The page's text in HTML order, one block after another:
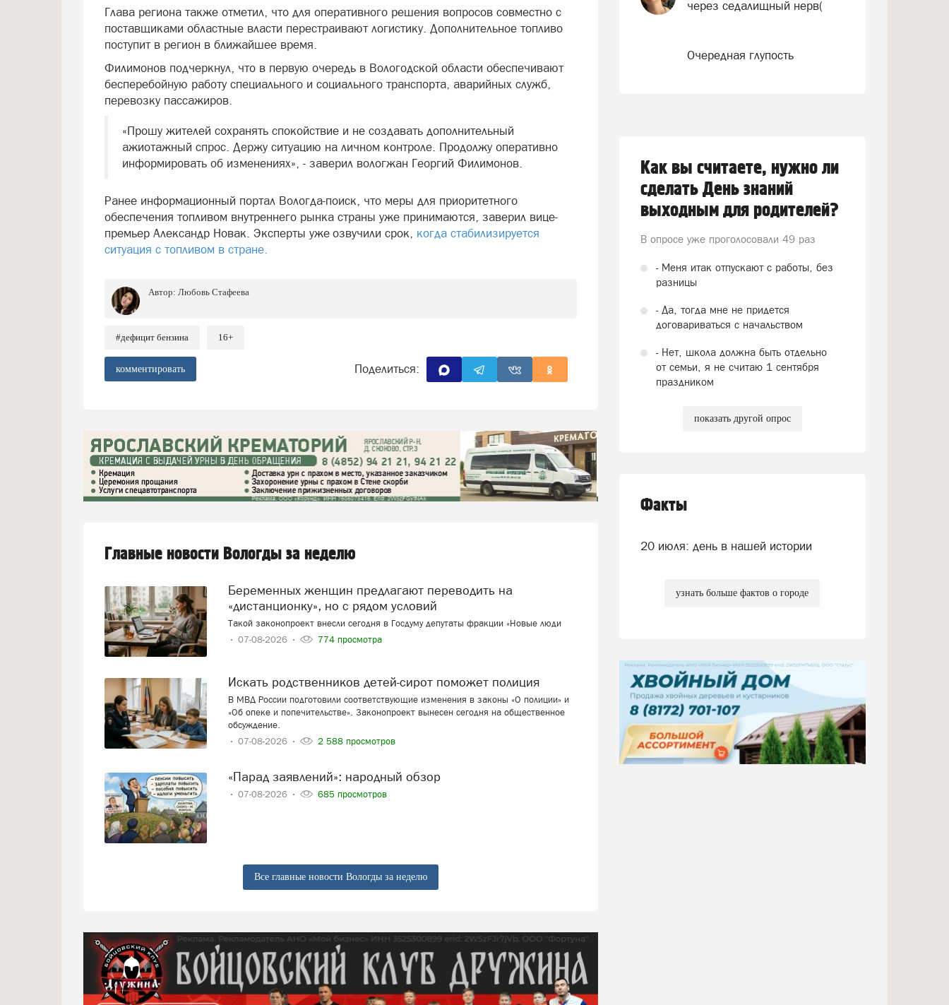
Глава региона также отметил, что для оперативного решения вопросов совместно с
поставщиками областные власти перестраивают логистику. Дополнительное топливо
поступит в регион в ближайшее время.
Филимонов подчеркнул, что в первую очередь в Вологодской области обеспечивают
бесперебойную работу специального и социального транспорта, аварийных служб,
перевозку пассажиров.
«Прошу жителей сохранять спокойствие и не создавать дополнительный
ажиотажный спрос. Держу ситуацию на личном контроле. Продолжу оперативно
информировать об изменениях», - заверил вологжан Георгий Филимонов.
Ранее информационный портал Вологда-поиск, что меры для приоритетного
обеспечения топливом внутреннего рынка страны уже принимаются, заверил вице-
премьер Александр Новак. Эксперты уже озвучили срок, когда стабилизируется
ситуация с топливом в стране.
Автор: Любовь Стафеева
#дефицит бензина 16+
комментировать Поделиться:
Главные новости Вологды за неделю
Беременных женщин предлагают переводить на
«дистанционку», но с рядом условий
Такой законопроект внесли сегодня в Госдуму депутаты фракции «Новые люди
07-08-2026
774 просмотра
Искать родственников детей-сирот поможет полиция
В МВД России подготовили соответствующие изменения в законы «О полиции» и
«Об опеке и попечительстве». Законопроект вынесен сегодня на общественное
обсуждение.
07-08-2026
2 588 просмотров
«Парад заявлений»: народный обзор
07-08-2026 685 просмотров
Все главные новости Вологды за неделю
через седалищный нерв(
Очередная глупость
Как вы считаете, нужно ли
сделать День знаний
выходным для родителей?
В опросе уже проголосовали 49 раз
- Меня итак отпускают с работы, без
разницы
- Да, тогда мне не придется
договариваться с начальством
- Нет, школа должна быть отдельно
от семьи, я не считаю 1 сентября
праздником
показать другой опрос
Факты
20 июля: день в нашей истории
узнать больше фактов о городе